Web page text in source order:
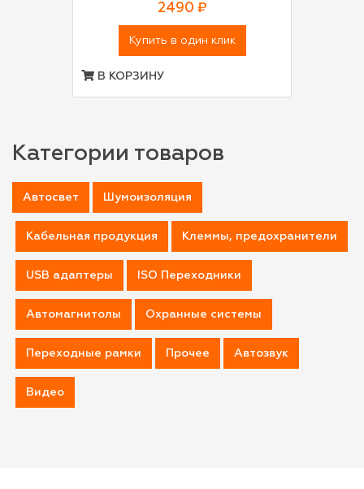
2490 ₽
Купить в один клик
В КОРЗИНУ
Категории товаров
Автосвет Шумоизоляция
Кабельная продукция Клеммы, предохранители
USB адаптеры ISO Переходники
Автомагнитолы Охранные системы
Переходные рамки Прочее Автозвук
Видео